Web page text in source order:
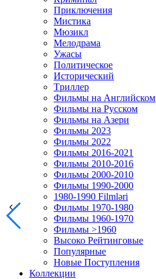
Приключения
Мистика
Мюзикл
Мелодрама
Ужасы
Политическое
Исторический
Tриллер
Фильмы на Английском
Фильмы на Русском
Фильмы на Азери
Фильмы 2023
Фильмы 2022
Фильмы 2016-2021
Фильмы 2010-2016
Фильмы 2000-2010
Фильмы 1990-2000
1980-1990 Filmləri
Фильмы 1970-1980
Фильмы 1960-1970
Фильмы >1960
Высоко Рейтинговые
Популярные
Новые Поступления
Коллекции